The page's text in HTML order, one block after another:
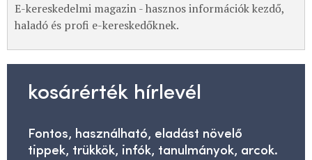
E-kereskedelmi magazin - hasznos információk kezdő,
haladó és profi e-kereskedőknek.
kosárérték hírlevél
Fontos, használható, eladást növelő
tippek, trükkök, infók, tanulmányok, arcok.